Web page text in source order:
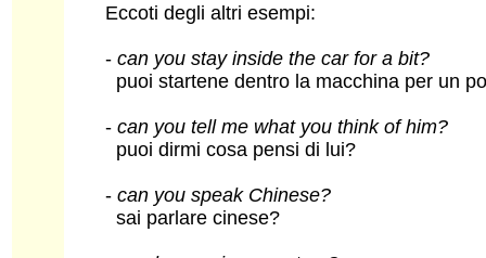
Eccoti degli altri esempi:
- can you stay inside the car for a bit?
puoi startene dentro la macchina per un
- can you tell me what you think of him?
puoi dirmi cosa pensi di lui?
- can you speak Chinese?
sai parlare cinese?